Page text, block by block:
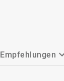
Empfehlungen